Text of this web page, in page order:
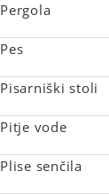
Pergola
Pes
Pisarniški stoli
Pitje vode
Plise senčila